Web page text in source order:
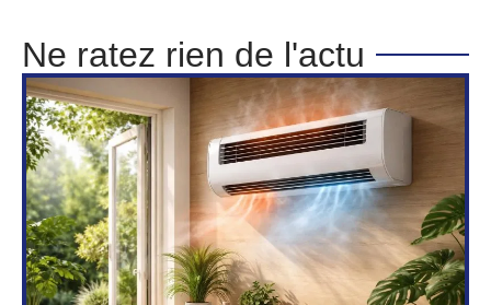
Ne ratez rien de l'actu